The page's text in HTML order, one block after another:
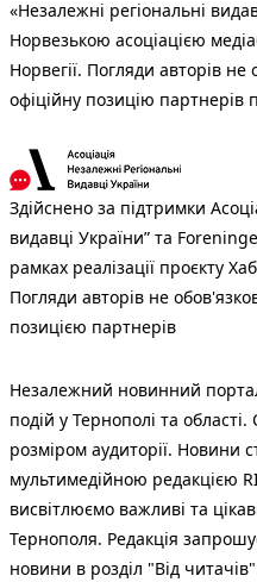
«Незалежні регіональні
Норвезькою асоціацією
Норвегії. Погляди авторів
офіційну позицію партнерів
Здійснено за підтримки
видавці України” та
рамках реалізації проєкту
Погляди авторів не
позицією партнерів
Незалежний новинний
подій у Тернополі та
розміром аудиторії. Новини
мультимедійною редакцією
висвітлюємо важливі та
Тернополя. Редакція
новини в розділ "Від